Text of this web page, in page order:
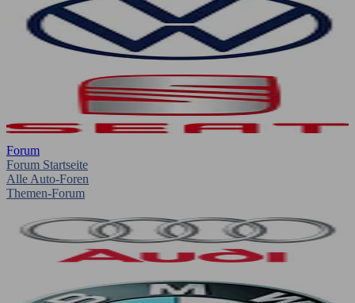
Forum
Forum Startseite
Alle Auto-Foren
Themen-Forum